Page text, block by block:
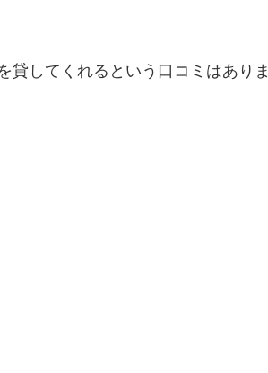
貸してくれるという口コミはありま